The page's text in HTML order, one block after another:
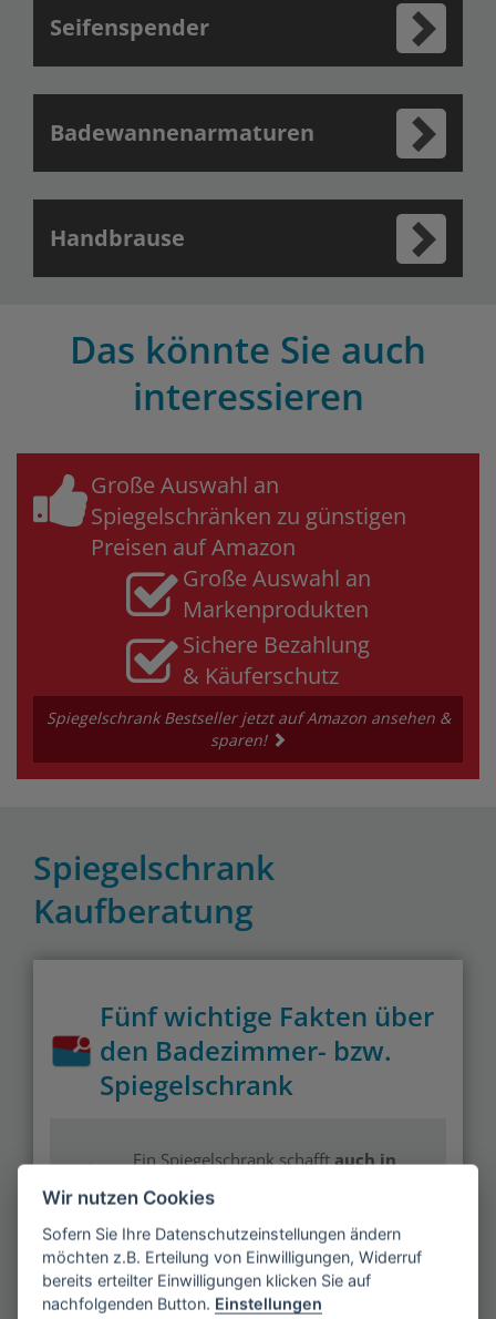
Seifenspender
Badewannenarmaturen
Handbrause
Das könnte Sie auch
interessieren
Große Auswahl an
Spiegelschränken zu günstigen
Preisen auf Amazon
Große Auswahl an
Markenprodukten
Sichere Bezahlung
& Käuferschutz
Spiegelschrank Bestseller jetzt auf Amazon ansehen &
sparen!
Spiegelschrank
Kaufberatung
Fünf wichtige Fakten über
den Badezimmer- bzw.
Spiegelschrank
Ein Spiegelschrank schafftauch in
einem kleinen Bad optisch mehr
Wir nutzen Cookies
Sofern Sie Ihre Datenschutzeinstellungen ändern
möchten z.B. Erteilung von Einwilligungen, Widerruf
bereits erteilter Einwilligungen klicken Sie auf
nachfolgenden Button. Einstellungen